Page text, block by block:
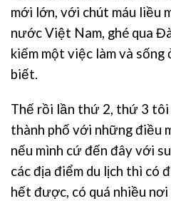
mới lớn, với chút máu liều
nước Việt Nam, ghé qua
kiếm một việc làm và
biết.
Thế rồi lần thứ 2, thứ 3
thành phố với những điều
nếu mình cứ đến đây với
các địa điểm du lịch thì có
hết được, có quá nhiều